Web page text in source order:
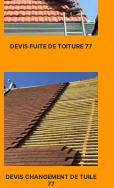
DEVIS FUITE DE TOITURE 77
DEVIS CHANGEMENT DE TUILE
77